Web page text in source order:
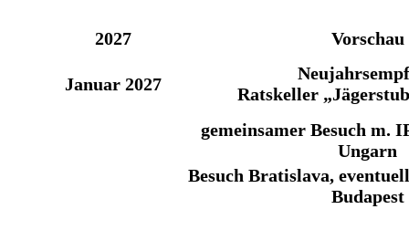
2027 Vorschau
Januar 2027
Ratskeller
gemeinsamer Besuch m.
Ungarn
Besuch Bratislava,
Budapest